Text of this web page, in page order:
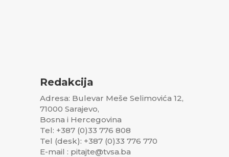
Redakcija
Adresa: Bulevar Meše Selimovića 12,
71000 Sarajevo,
Bosna i Hercegovina
Tel: +387 (0)33 776 808
Tel (desk): +387 (0)33 776 770
E-mail : pitajte@tvsa.ba